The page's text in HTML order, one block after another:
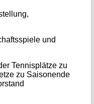
und
Tennisplätze zu
zu Saisonende